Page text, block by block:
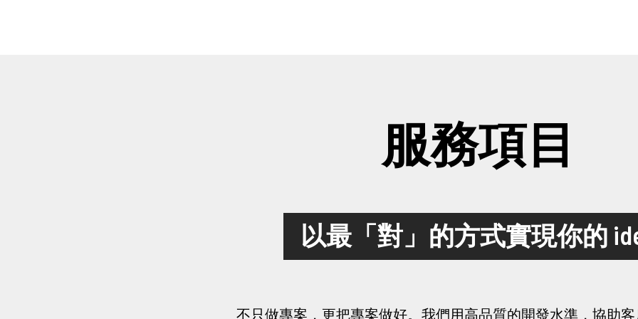
服務項目
以最「對」的方式實現你的
不只做專案，更把專案做好。我們用高品質的開發水準，協助客